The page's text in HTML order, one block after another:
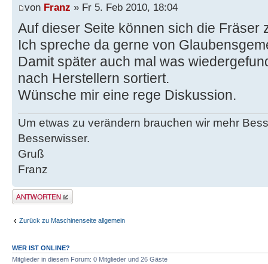
von Franz » Fr 5. Feb 2010, 18:04
Auf dieser Seite können sich die Fräser
Ich spreche da gerne von
Damit später auch mal was
nach Herstellern sortiert.
Wünsche mir eine rege Diskussion.
Um etwas zu verändern brauchen wir mehr
Besserwisser.
Gruß
Franz
Antwort erstellen
Zurück zu Maschinenseite allgemein
WER IST ONLINE?
Mitglieder in diesem Forum: 0 Mitglieder und 26 Gäste